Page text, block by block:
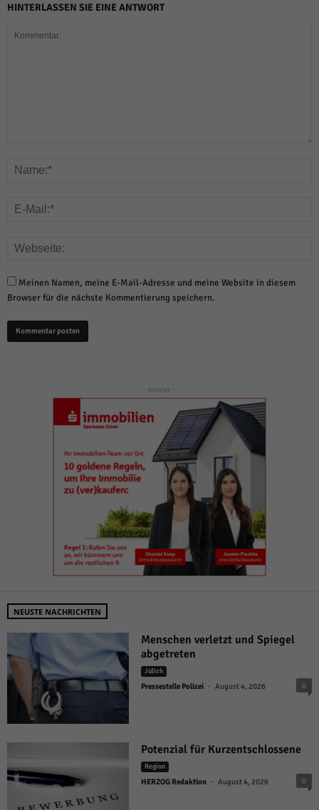
HINTERLASSEN SIE EINE ANTWORT
Meinen Namen, meine E-Mail-Adresse und meine Website in diesem
Browser für die nächste Kommentierung speichern.
- Anzeige -
NEUSTE NACHRICHTEN
Menschen verletzt und Spiegel
abgetreten
Jülich
Pressestelle Polizei - August 4, 2026 0
Potenzial für Kurzentschlossene
Region
HERZOG Redaktion - August 4, 2026 0